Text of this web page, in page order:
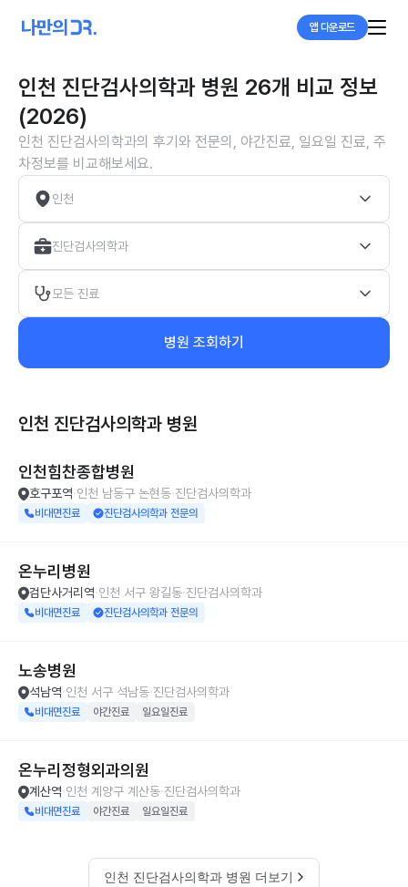
앱 다운로드
인천 진단검사의학과 병원 26개 비교 정보
(2026)
인천 진단검사의학과의 후기와 전문의, 야간진료, 일요일 진료, 주
차정보를 비교해보세요.
인천
진단검사의학과
모든 진료
병원 조회하기
인천 진단검사의학과 병원
인천힘찬종합병원
호구포역 인천 남동구 논현동 진단검사의학과
비대면진료 진단검사의학과 전문의
온누리병원
검단사거리역 인천 서구 왕길동 진단검사의학과
비대면진료 진단검사의학과 전문의
노송병원
석남역 인천 서구 석남동 진단검사의학과
비대면진료 야간진료 일요일진료
온누리정형외과의원
계산역 인천 계양구 계산동 진단검사의학과
비대면진료 야간진료 일요일진료
인천 진단검사의학과 병원 더보기